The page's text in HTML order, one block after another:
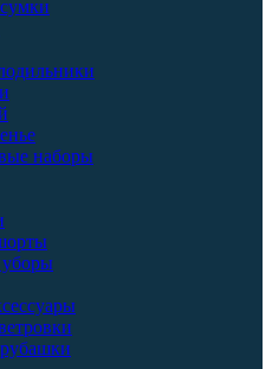
наборы